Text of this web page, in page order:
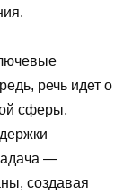
речь идет о
сферы,
—
создавая